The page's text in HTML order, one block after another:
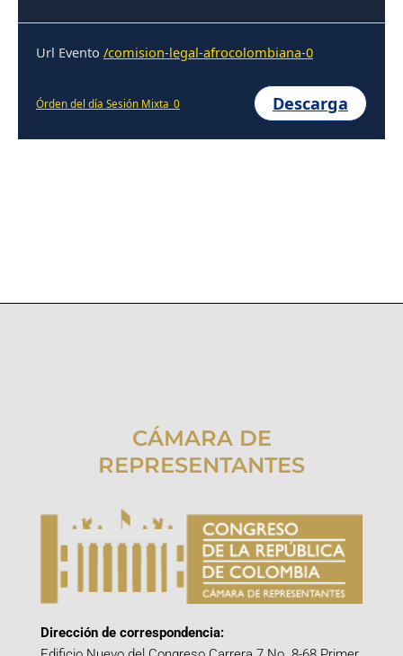
Url Evento /comision-legal-afrocolombiana-0
Órden del día Sesión Mixta_0 Descarga
CÁMARA DE
REPRESENTANTES
Dirección de correspondencia: